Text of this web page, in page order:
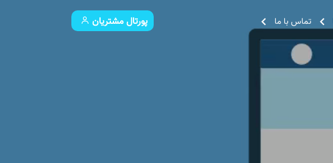
تماس با ما پورتال مشتریان